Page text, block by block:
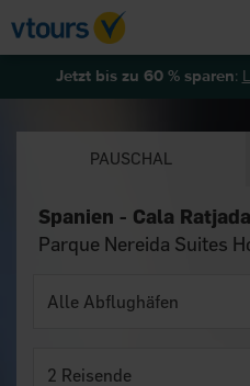
Jetzt bis zu 60 % sparen:
PAUSCHAL
Spanien - Cala Ratjada
Parque Nereida Suites
2 Reisende